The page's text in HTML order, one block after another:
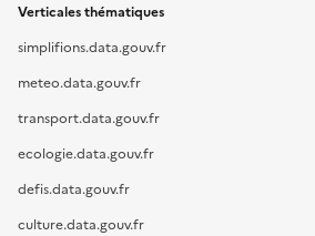
Verticales thématiques
simplifions.data.gouv.fr
meteo.data.gouv.fr
transport.data.gouv.fr
ecologie.data.gouv.fr
defis.data.gouv.fr
culture.data.gouv.fr